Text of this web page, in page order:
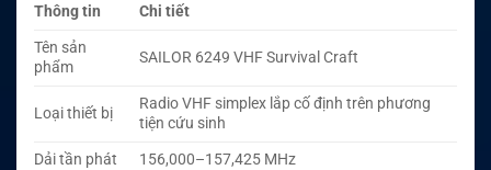
Thông tin
Chi tiết
Tên sản
phẩm
SAILOR 6249 VHF Survival Craft
Loại thiết bị
Radio VHF simplex lắp cố định trên phương
tiện cứu sinh
Dải tần phát
156,000–157,425 MHz